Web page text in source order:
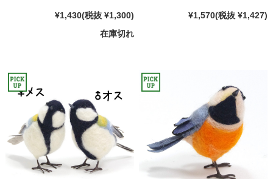
¥1,430(税抜 ¥1,300)
在庫切れ
¥1,570(税抜 ¥1,427)